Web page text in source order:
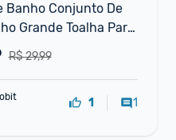
Banho Conjunto De
Grande Toalha Para
S...
R$ 29,99
1 1